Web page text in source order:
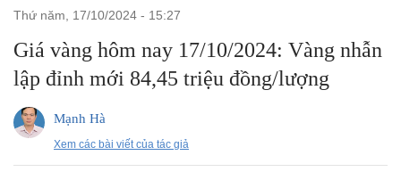
thứ năm, 17/10/2024 - 15:27
Giá vàng hôm nay 17/10/2024: Vàng nhẫn
lập đỉnh mới 84,45 triệu đồng/lượng
Mạnh Hà
Xem các bài viết của tác giả